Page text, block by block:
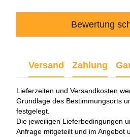
Bewertung
Versand Zahlung
Lieferzeiten und Versandkosten
Grundlage des Bestimmungsorts
festgelegt.
Die jeweiligen Lieferbedingungen
Anfrage mitgeteilt und im Angebot